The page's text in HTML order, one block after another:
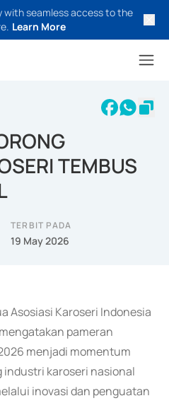
seamless access to the
Learn More
TEMBUS
TERBIT PADA
19 May 2026
Asosiasi Karoseri Indonesia
pameran
menjadi momentum
karoseri nasional
inovasi dan penguatan